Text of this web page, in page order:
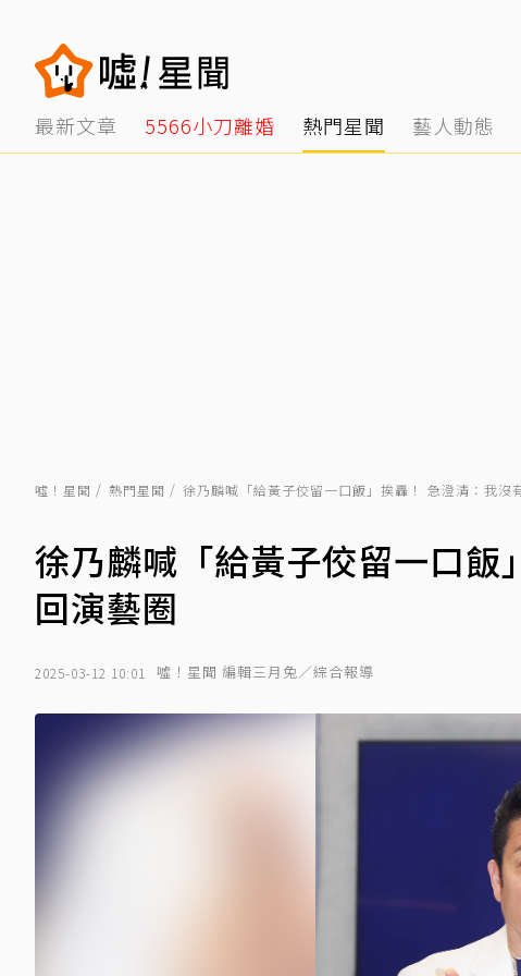
最新文章 5566小刀離婚 熱門星聞 藝人動態
噓！星聞 熱門星聞 徐乃麟喊「給黃子佼留一口飯」挨轟！ 急澄清：我沒
徐乃麟喊「給黃子佼留一口
回演藝圈
2025-03-12 10:01 噓！星聞 編輯三月兔／綜合報導